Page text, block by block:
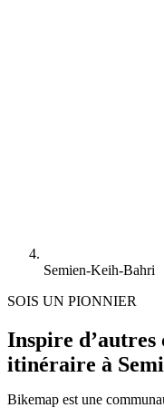
Semien-Keih-Bahri
SOIS UN PIONNIER
Inspire d’autres
itinéraire à
Bikemap est une